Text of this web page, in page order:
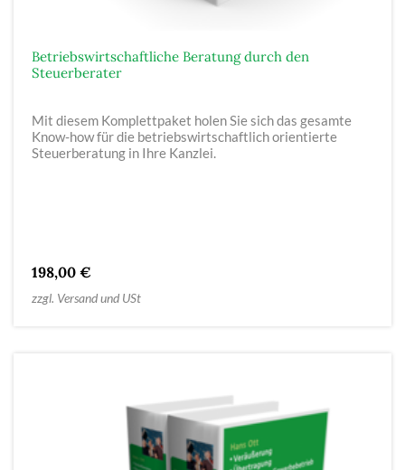
Betriebswirtschaftliche Beratung durch den
Steuerberater
Mit diesem Komplettpaket holen Sie sich das gesamte
Know-how für die betriebswirtschaftlich orientierte
Steuerberatung in Ihre Kanzlei.
198,00 €
zzgl. Versand und USt